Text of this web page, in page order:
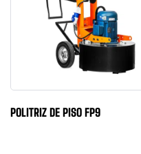
POLITRIZ DE PISO FP9